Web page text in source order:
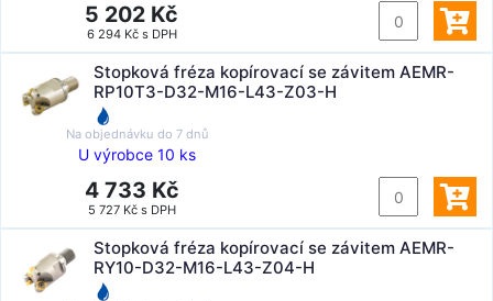
5 202 Kč
6 294 Kč s DPH
Stopková fréza kopírovací se závitem AEMR-
RP10T3-D32-M16-L43-Z03-H
Na objednávku do 7 dnů
U výrobce 10 ks
4 733 Kč
5 727 Kč s DPH
Stopková fréza kopírovací se závitem AEMR-
RY10-D32-M16-L43-Z04-H